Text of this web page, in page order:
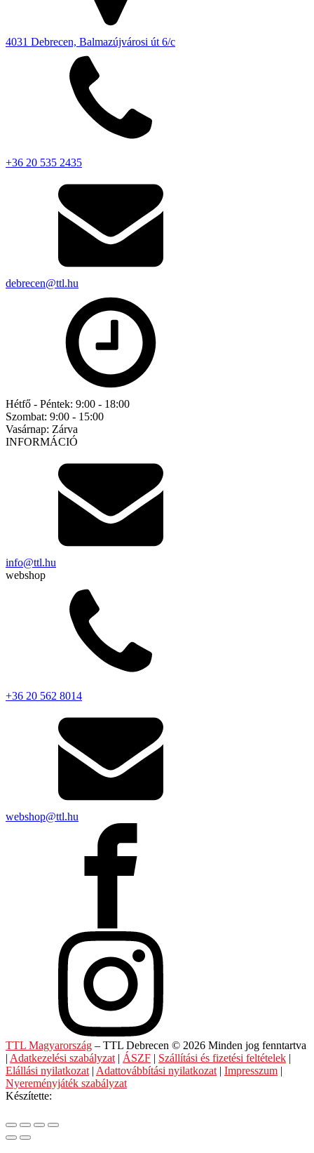
4031 Debrecen, Balmazújvárosi út 6/c
+36 20 535 2435
debrecen@ttl.hu
Hétfő - Péntek: 9:00 - 18:00
Szombat: 9:00 - 15:00
Vasárnap: Zárva
INFORMÁCIÓ
info@ttl.hu
webshop
+36 20 562 8014
webshop@ttl.hu
TTL Magyarország – TTL Debrecen © 2026 Minden jog fenntartva
Adatkezelési szabályzat| ÁSZF Szállítási és fizetési feltételek
Elállási nyilatkozat| Adattovábbítási nyilatkozat| Impresszum
Nyereményjáték szabályzat
Készítette: